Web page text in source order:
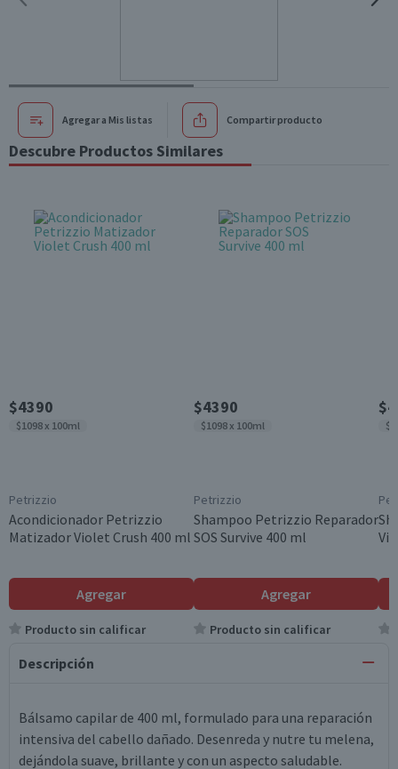
Agregar a Mis listas Compartir producto
Descubre Productos Similares
$4390
$1098 x 100ml
Petrizzio
Acondicionador Petrizzio
Matizador Violet Crush 400 ml
Agregar
Producto sin calificar
$4390
$1098 x 100ml
Petrizzio
Shampoo Petrizzio Reparador
SOS Survive 400 ml
Agregar
Producto sin calificar
Descripción
Bálsamo capilar de 400 ml, formulado para una reparación
intensiva del cabello dañado. Desenreda y nutre tu melena,
dejándola suave, brillante y con un aspecto saludable.